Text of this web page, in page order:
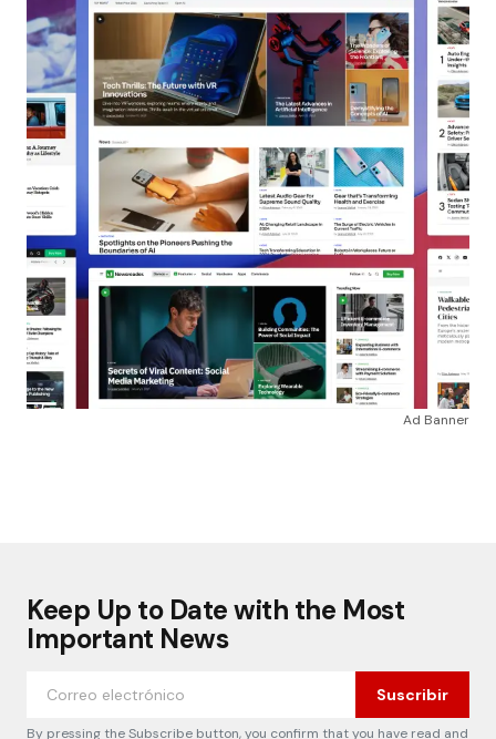
Ad Banner
Keep Up to Date with the Most
Important News
Suscribir
By pressing the Subscribe button, you confirm that you have read and